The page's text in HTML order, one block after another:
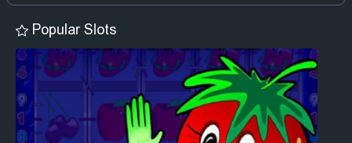
Popular Slots